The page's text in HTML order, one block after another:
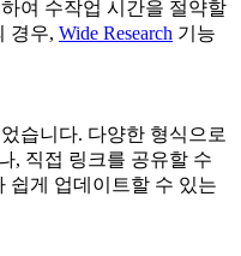
여 수작업 시간을 절약할
경우, Wide Research 기능
습니다. 다양한 형식으로
, 직접 링크를 공유할 수
쉽게 업데이트할 수 있는